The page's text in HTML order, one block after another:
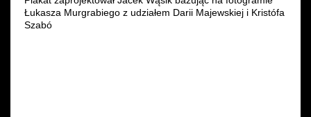
Łukasza Murgrabiego z udziałem Darii Majewskiej i Kristófa
Szabó